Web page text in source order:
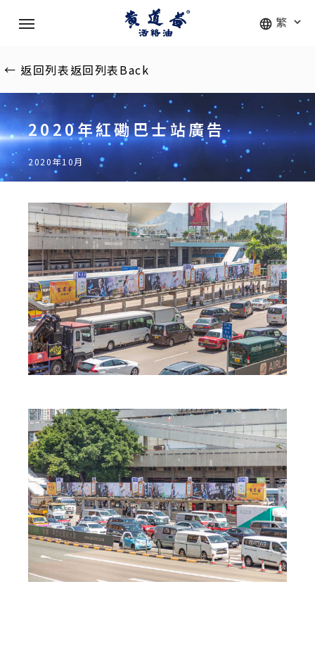
content
Menu
← 返回列表返回列表Back
2020年紅磡巴士站廣告
2020年10月